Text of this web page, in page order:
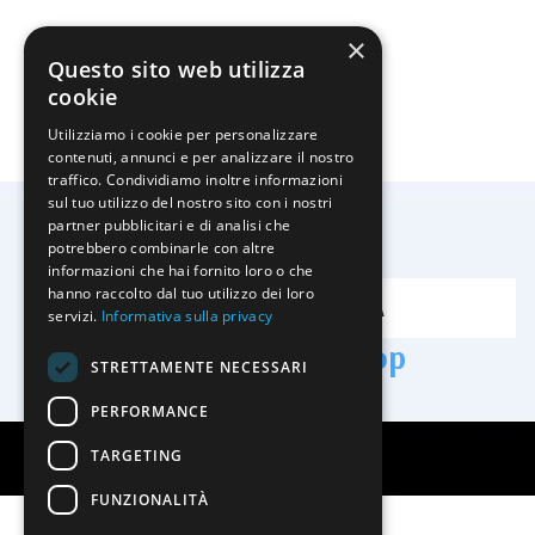
Addimuru Shop
CONTATTI
Telefono:(+39) 0922 838519
Mobile:(+39) 393 879 1118PRENOTA
Creato da
Torna ai contenuti
×
Questo sito web utilizza
cookie
Utilizziamo i cookie per personalizzare
contenuti, annunci e per analizzare il nostro
traffico. Condividiamo inoltre informazioni
sul tuo utilizzo del nostro sito con i nostri
partner pubblicitari e di analisi che
potrebbero combinarle con altre
informazioni che hai fornito loro o che
hanno raccolto dal tuo utilizzo dei loro
servizi. Informativa sulla privacy
STRETTAMENTE NECESSARI
PERFORMANCE
TARGETING
FUNZIONALITÀ